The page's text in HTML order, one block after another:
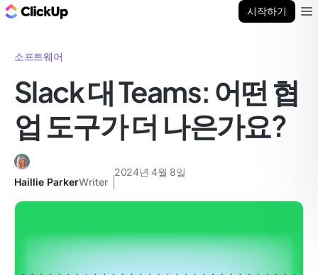
시작하기
소프트웨어
Slack 대 Teams: 어떤 협
업 도구가 더 나은가요?
Haillie ParkerWriter
2024년 4월 8일